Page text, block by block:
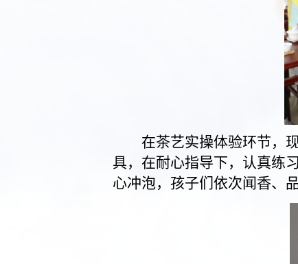
在茶艺实操体验环节，
具，在耐心指导下，认真练
心冲泡，孩子们依次闻香、